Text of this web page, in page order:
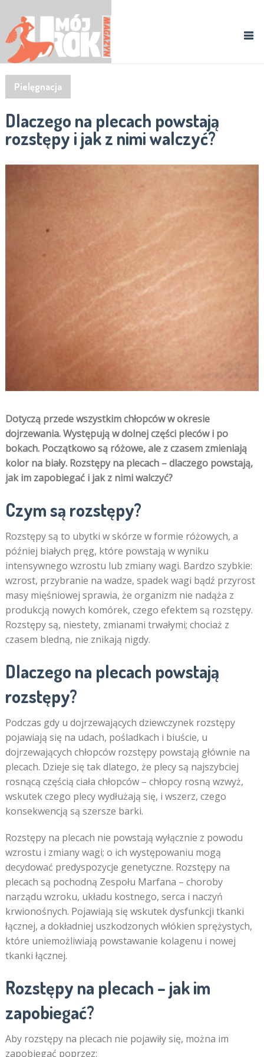
Pielęgnacja
Dlaczego na plecach powstają
rozstępy i jak z nimi walczyć?
Dotyczą przede wszystkim chłopców w okresie
dojrzewania. Występują w dolnej części pleców i po
bokach. Początkowo są różowe, ale z czasem zmieniają
kolor na biały. Rozstępy na plecach – dlaczego powstają,
jak im zapobiegać i jak z nimi walczyć?
Czym są rozstępy?
Rozstępy są to ubytki w skórze w formie różowych, a
później białych pręg, które powstają w wyniku
intensywnego wzrostu lub zmiany wagi. Bardzo szybkie:
wzrost, przybranie na wadze, spadek wagi bądź przyrost
masy mięśniowej sprawia, że organizm nie nadąża z
produkcją nowych komórek, czego efektem są rozstępy.
Rozstępy są, niestety, zmianami trwałymi; chociaż z
czasem bledną, nie znikają nigdy.
Dlaczego na plecach powstają
rozstępy?
Podczas gdy u dojrzewających dziewczynek rozstępy
pojawiają się na udach, pośladkach i biuście, u
dojrzewających chłopców rozstępy powstają głównie na
plecach. Dzieje się tak dlatego, że plecy są najszybciej
rosnącą częścią ciała chłopców – chłopcy rosną wzwyż,
wskutek czego plecy wydłużają się, i wszerz, czego
konsekwencją są szersze barki.
Rozstępy na plecach nie powstają wyłącznie z powodu
wzrostu i zmiany wagi; o ich występowaniu mogą
decydować predyspozycje genetyczne. Rozstępy na
plecach są pochodną Zespołu Marfana – choroby
narządu wzroku, układu kostnego, serca i naczyń
krwionośnych. Pojawiają się wskutek dysfunkcji tkanki
łącznej, a dokładniej uszkodzonych włókien sprężystych,
które uniemożliwiają powstawanie kolagenu i nowej
tkanki łącznej.
Rozstępy na plecach – jak im
zapobiegać?
Aby rozstępy na plecach nie pojawiły się, można im
zapobiegać poprzez: